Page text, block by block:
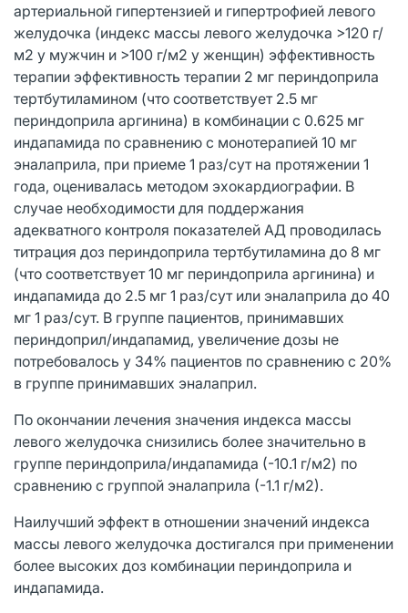
артериальной гипертензией и гипертрофией левого
желудочка (индекс массы левого желудочка >120 г/
м2 у мужчин и >100 г/м2 у женщин) эффективность
терапии эффективность терапии 2 мг периндоприла
тертбутиламином (что соответствует 2.5 мг
периндоприла аргинина) в комбинации с 0.625 мг
индапамида по сравнению с монотерапией 10 мг
эналаприла, при приеме 1 раз/сут на протяжении 1
года, оценивалась методом эхокардиографии. В
случае необходимости для поддержания
адекватного контроля показателей АД проводилась
титрация доз периндоприла тертбутиламина до 8 мг
(что соответствует 10 мг периндоприла аргинина) и
индапамида до 2.5 мг 1 раз/сут или эналаприла до 40
мг 1 раз/сут. В группе пациентов, принимавших
периндоприл/индапамид, увеличение дозы не
потребовалось у 34% пациентов по сравнению с 20%
в группе принимавших эналаприл.
По окончании лечения значения индекса массы
левого желудочка снизились более значительно в
группе периндоприла/индапамида (-10.1 г/м2) по
сравнению с группой эналаприла (-1.1 г/м2).
Наилучший эффект в отношении значений индекса
массы левого желудочка достигался при применении
более высоких доз комбинации периндоприла и
индапамида.